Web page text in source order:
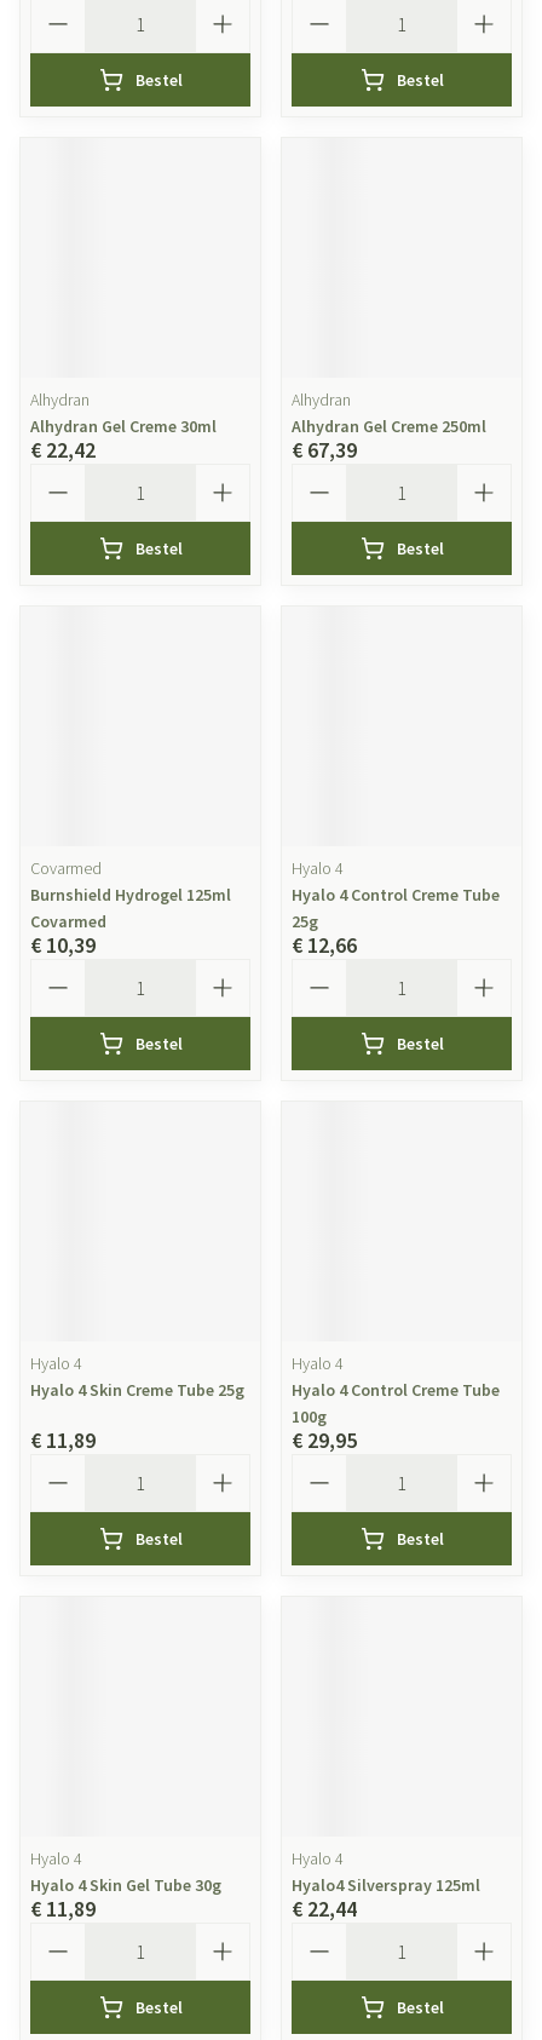
Bestel Bestel
Alhydran
Alhydran Gel Creme 30ml
€ 22,42
Bestel
Alhydran
Alhydran Gel Creme 250ml
€ 67,39
Bestel
Covarmed
Burnshield Hydrogel 125ml
Covarmed
€ 10,39
Bestel
Hyalo 4
Hyalo 4 Control Creme Tube
25g
€ 12,66
Bestel
Hyalo 4
Hyalo 4 Skin Creme Tube 25g
€ 11,89
Bestel
Hyalo 4
Hyalo 4 Control Creme Tube
100g
€ 29,95
Bestel
Hyalo 4
Hyalo 4 Skin Gel Tube 30g
€ 11,89
Bestel
Hyalo 4
Hyalo4 Silverspray 125ml
€ 22,44
Bestel